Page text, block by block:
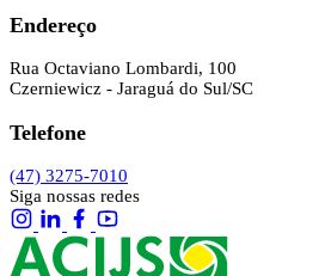
Endereço
Rua Octaviano Lombardi, 100
Czerniewicz - Jaraguá do Sul/SC
Telefone
(47) 3275-7010
Siga nossas redes